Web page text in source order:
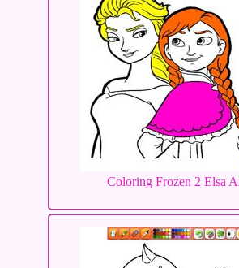
Coloring Frozen 2 Elsa